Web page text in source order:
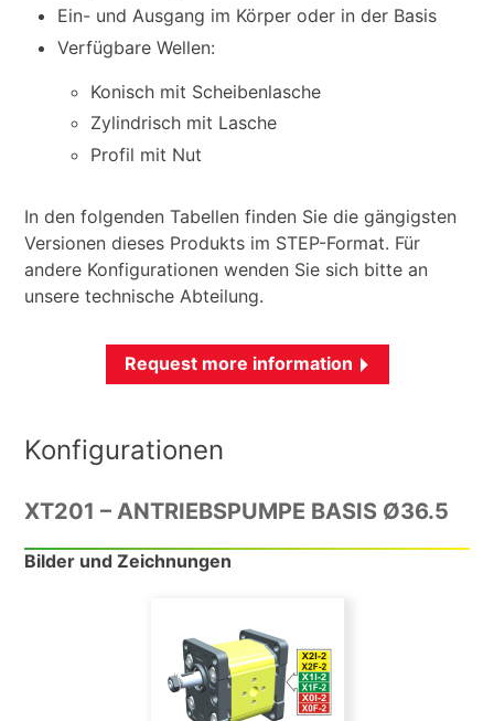
Ein- und Ausgang im Körper oder in der Basis
Verfügbare Wellen:
Konisch mit Scheibenlasche
Zylindrisch mit Lasche
Profil mit Nut
In den folgenden Tabellen finden Sie die gängigsten
Versionen dieses Produkts im STEP-Format. Für
andere Konfigurationen wenden Sie sich bitte an
unsere technische Abteilung.
Request more information
Konfigurationen
XT201 – ANTRIEBSPUMPE BASIS Ø36.5
Bilder und Zeichnungen